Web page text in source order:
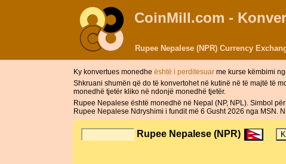
CoinMill.com -
Rupee Nepalese (NPR) Currency
Ky konvertues monedhe është i perditesuar me kurse këmbimi
Shkruani shumën që do të konvertohet në kutinë në të majtë të
monedhë tjetër kliko në ndonjë monedhë tjetër.
Rupee Nepalese është monedhë në Nepal (NP, NPL). Simbol
Rupee Nepalese Ndryshimi i fundit më 6 Gusht 2026 nga MSN.
Rupee Nepalese (NPR)